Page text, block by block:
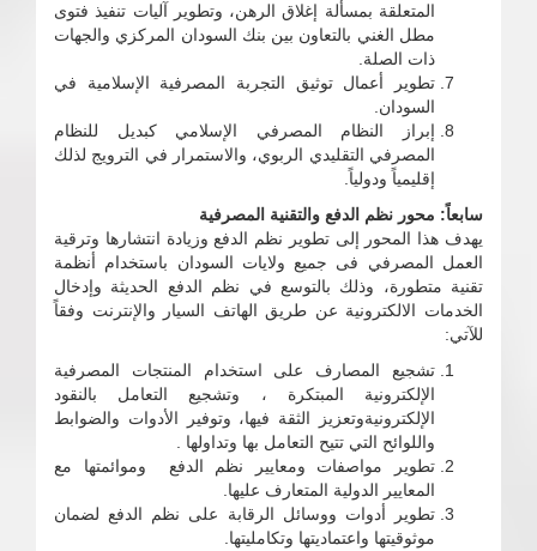
المتعلقة بمسألة إغلاق الرهن، وتطوير آليات تنفيذ فتوى
مطل الغني بالتعاون بين بنك السودان المركزي والجهات
ذات الصلة.
تطوير أعمال توثيق التجربة المصرفية الإسلامية في
السودان.
إبراز النظام المصرفي الإسلامي كبديل للنظام
المصرفي التقليدي الربوي، والاستمرار في الترويج لذلك
إقليمياً ودولياً.
سابعاً: محور نظم الدفع والتقنية المصرفية
يهدف هذا المحور إلى تطوير نظم الدفع وزيادة انتشارها وترقية
العمل المصرفي فى جميع ولايات السودان باستخدام أنظمة
تقنية متطورة، وذلك بالتوسع في نظم الدفع الحديثة وإدخال
الخدمات الالكترونية عن طريق الهاتف السيار والإنترنت وفقاً
للآتي:
تشجيع المصارف على استخدام المنتجات المصرفية
الإلكترونية المبتكرة ، وتشجيع التعامل بالنقود
الإلكترونيةوتعزيز الثقة فيها، وتوفير الأدوات والضوابط
واللوائح التي تتيح التعامل بها وتداولها .
تطوير مواصفات ومعايير نظم الدفع وموائمتها مع
المعايير الدولية المتعارف عليها.
تطوير أدوات ووسائل الرقابة على نظم الدفع لضمان
موثوقيتها واعتماديتها وتكامليتها.